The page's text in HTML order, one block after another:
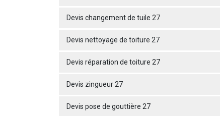
Devis changement de tuile 27
Devis nettoyage de toiture 27
Devis réparation de toiture 27
Devis zingueur 27
Devis pose de gouttière 27